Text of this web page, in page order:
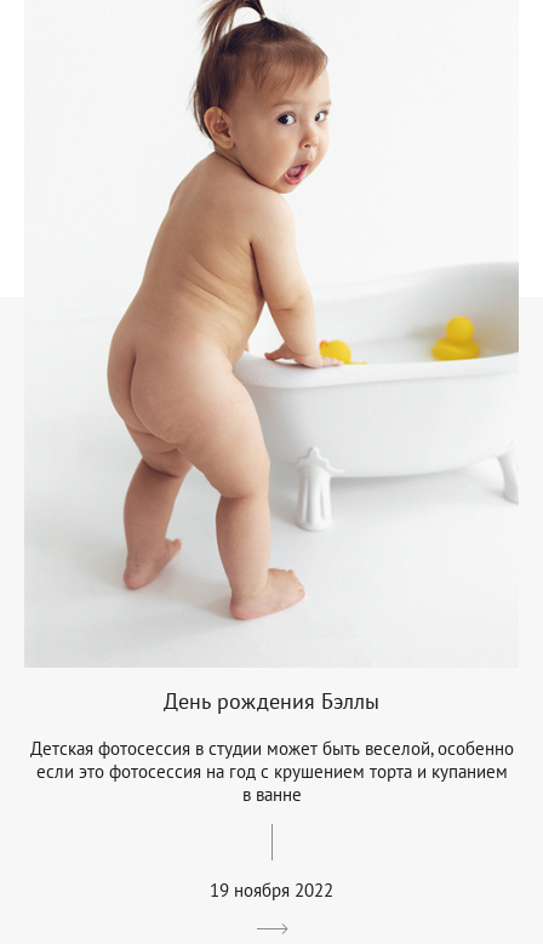
День рождения Бэллы
Детская фотосессия в студии может быть веселой, особенно
если это фотосессия на год с крушением торта и купанием
в ванне
19 ноября 2022